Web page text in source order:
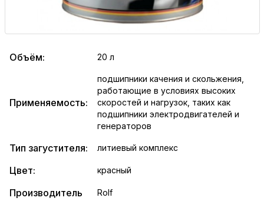
Объём: 20 л
Применяемость:
подшипники качения и скольжения,
работающие в условиях высоких
скоростей и нагрузок, таких как
подшипники электродвигателей и
генераторов
Тип загустителя: литиевый комплекс
Цвет: красный
Производитель Rolf